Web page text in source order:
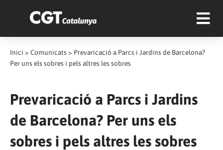
Inici > Comunicats > Prevaricació a Parcs i Jardins de Barcelona?
Per uns els sobres i pels altres les sobres
Prevaricació a Parcs i Jardins
de Barcelona? Per uns els
sobres i pels altres les sobres